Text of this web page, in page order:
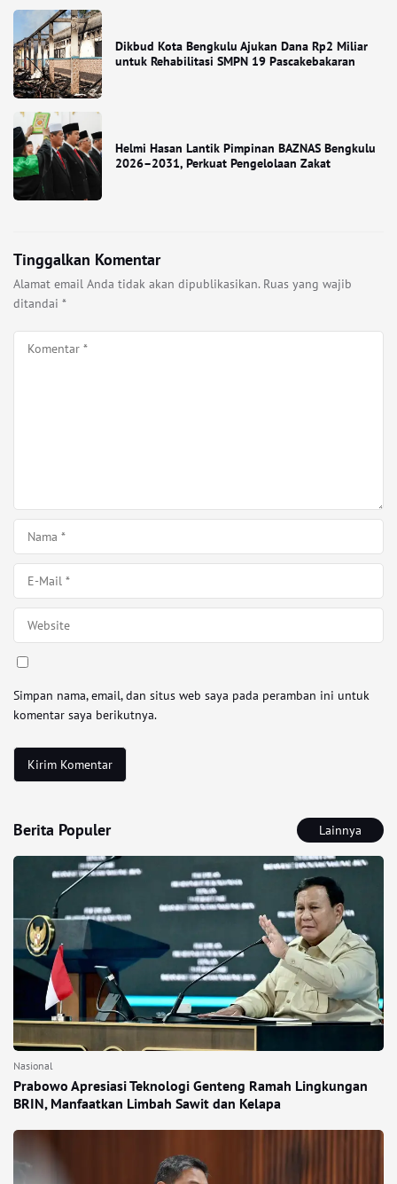
Dikbud Kota Bengkulu Ajukan Dana Rp2 Miliar
untuk Rehabilitasi SMPN 19 Pascakebakaran
Helmi Hasan Lantik Pimpinan BAZNAS Bengkulu
2026–2031, Perkuat Pengelolaan Zakat
Tinggalkan Komentar
Alamat email Anda tidak akan dipublikasikan. Ruas yang wajib
ditandai *
Simpan nama, email, dan situs web saya pada peramban ini untuk
komentar saya berikutnya.
Berita Populer Lainnya
Nasional
Prabowo Apresiasi Teknologi Genteng Ramah Lingkungan
BRIN, Manfaatkan Limbah Sawit dan Kelapa